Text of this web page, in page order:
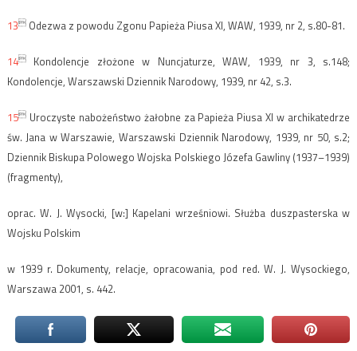
13Odezwa z powodu Zgonu Papieża Piusa XI, WAW, 1939, nr 2, s.80-81.
14Kondolencje złożone w Nuncjaturze, WAW, 1939, nr 3, s.148;
Kondolencje, Warszawski Dziennik Narodowy, 1939, nr 42, s.3.
15Uroczyste nabożeństwo żałobne za Papieża Piusa XI w archikatedrze
św. Jana w Warszawie, Warszawski Dziennik Narodowy, 1939, nr 50, s.2;
Dziennik Biskupa Polowego Wojska Polskiego Józefa Gawliny (1937–1939)
(fragmenty),
oprac. W. J. Wysocki, [w:] Kapelani wrześniowi. Służba duszpasterska w
Wojsku Polskim
w 1939 r. Dokumenty, relacje, opracowania, pod red. W. J. Wysockiego,
Warszawa 2001, s. 442.